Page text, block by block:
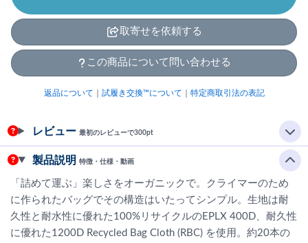
取寄せを依頼する
この商品について問い合わせる
返品について 試履き交換™について 特定商取引法の表記
レビュー 最初のレビューで300pt
製品説明 特徴・仕様・動画
「詰めて運ぶ」楽しさをオーガニックで。クライマーのため
に作られたバッグでその構造はいたってシンプル。生地は耐
久性と耐水性に優れた100%リサイクルのEPLX 400D、耐久性
に優れた1200D Recycled Bag Cloth (RBC) を使用。約20本の